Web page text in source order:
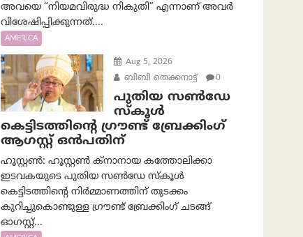
അവയെ “നിയമവിരുദ്ധ നികുതി” എന്നാണ് അവര്‍
വിശേഷിപ്പിക്കുന്നത്....
AMERICA
Aug 5, 2026
ബിബി തെക്കനാട്ട്
0
പുതിയ സൺഡേ
സ്കൂൾ
കെട്ടിടത്തിന്റെ ഗ്രൗണ്ട് ബ്രേക്കിംഗ്
ആഗസ്റ്റ് ഒൻപതിന്
ഹൂസ്റ്റൺ: ഹൂസ്റ്റൺ ക്നാനായ കത്തോലിക്കാ
ഇടവകയുടെ പുതിയ സൺഡേ സ്കൂൾ
കെട്ടിടത്തിന്റെ നിർമ്മാണത്തിന് തുടക്കം
കുറിച്ചുകൊണ്ടുള്ള ഗ്രൗണ്ട് ബ്രേക്കിംഗ് ചടങ്ങ്
ഓഗസ്റ്റ്...